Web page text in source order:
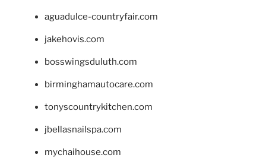
aguadulce-countryfair.com
jakehovis.com
bosswingsduluth.com
birminghamautocare.com
tonyscountrykitchen.com
jbellasnailspa.com
mychaihouse.com